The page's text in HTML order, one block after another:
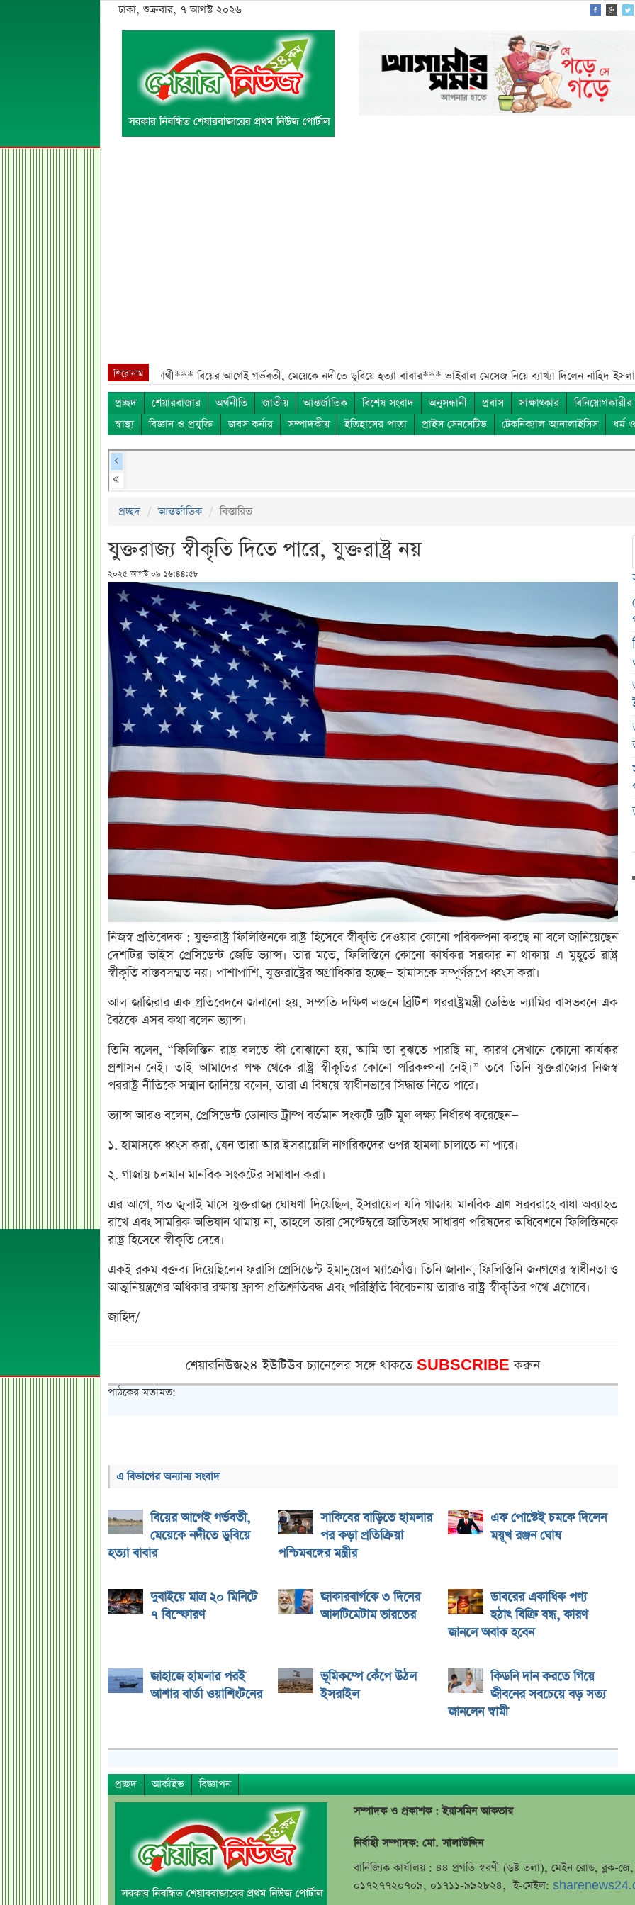
ঢাকা, শুক্রবার, ৭ আগস্ট ২০২৬
শিরোনাম
হলেন এসএসসি পরীক্ষার্থী*** বিয়ের আগেই গর্ভবতী, মেয়েকে নদীতে ডুবিয়ে হত্যা বাবার*** ভাইরাল মেসেজ নিয়ে ব্যাখ্যা দিলেন নাহিদ ইসলাম***
প্রচ্ছদ
শেয়ারবাজার অর্থনীতি জাতীয় আন্তর্জাতিক বিশেষ সংবাদ অনুসন্ধানী প্রবাস সাক্ষাৎকার
স্বাস্থ্য
বিজ্ঞান ও প্রযুক্তি জবস কর্নার সম্পাদকীয় ইতিহাসের পাতা প্রাইস সেনসেটিভ টেকনিক্যাল অ্যনালাইসিস ধর্ম
প্রচ্ছদ আন্তর্জাতিক বিস্তারিত
যুক্তরাজ্য স্বীকৃতি দিতে পারে, যুক্তরাষ্ট্র নয়
২০২৫ আগস্ট ০৯ ১৬:৪৪:৫৮
নিজস্ব প্রতিবেদক : যুক্তরাষ্ট্র ফিলিস্তিনকে রাষ্ট্র হিসেবে স্বীকৃতি দেওয়ার কোনো পরিকল্পনা করছে না বলে জানিয়েছেন
দেশটির ভাইস প্রেসিডেন্ট জেডি ভ্যান্স। তার মতে, ফিলিস্তিনে কোনো কার্যকর সরকার না থাকায় এ মুহূর্তে রাষ্ট্র
স্বীকৃতি বাস্তবসম্মত নয়। পাশাপাশি, যুক্তরাষ্ট্রের অগ্রাধিকার হচ্ছে— হামাসকে সম্পূর্ণরূপে ধ্বংস করা।
আল জাজিরার এক প্রতিবেদনে জানানো হয়, সম্প্রতি দক্ষিণ লন্ডনে ব্রিটিশ পররাষ্ট্রমন্ত্রী ডেভিড ল্যামির বাসভবনে এক
বৈঠকে এসব কথা বলেন ভ্যান্স।
তিনি বলেন, “ফিলিস্তিন রাষ্ট্র বলতে কী বোঝানো হয়, আমি তা বুঝতে পারছি না, কারণ সেখানে কোনো কার্যকর
প্রশাসন নেই। তাই আমাদের পক্ষ থেকে রাষ্ট্র স্বীকৃতির কোনো পরিকল্পনা নেই।” তবে তিনি যুক্তরাজ্যের নিজস্ব
পররাষ্ট্র নীতিকে সম্মান জানিয়ে বলেন, তারা এ বিষয়ে স্বাধীনভাবে সিদ্ধান্ত নিতে পারে।
ভ্যান্স আরও বলেন, প্রেসিডেন্ট ডোনাল্ড ট্রাম্প বর্তমান সংকটে দুটি মূল লক্ষ্য নির্ধারণ করেছেন—
১. হামাসকে ধ্বংস করা, যেন তারা আর ইসরায়েলি নাগরিকদের ওপর হামলা চালাতে না পারে।
২. গাজায় চলমান মানবিক সংকটের সমাধান করা।
এর আগে, গত জুলাই মাসে যুক্তরাজ্য ঘোষণা দিয়েছিল, ইসরায়েল যদি গাজায় মানবিক ত্রাণ সরবরাহে বাধা অব্যাহত
রাখে এবং সামরিক অভিযান থামায় না, তাহলে তারা সেপ্টেম্বরে জাতিসংঘ সাধারণ পরিষদের অধিবেশনে ফিলিস্তিনকে
রাষ্ট্র হিসেবে স্বীকৃতি দেবে।
একই রকম বক্তব্য দিয়েছিলেন ফরাসি প্রেসিডেন্ট ইমানুয়েল ম্যাক্রোঁও। তিনি জানান, ফিলিস্তিনি জনগণের স্বাধীনতা ও
আত্মনিয়ন্ত্রণের অধিকার রক্ষায় ফ্রান্স প্রতিশ্রুতিবদ্ধ এবং পরিস্থিতি বিবেচনায় তারাও রাষ্ট্র স্বীকৃতির পথে এগোবে।
জাহিদ/
শেয়ারনিউজ২৪ ইউটিউব চ্যানেলের সঙ্গে থাকতে SUBSCRIBEকরুন
পাঠকের মতামত:
এ বিভাগের অন্যান্য সংবাদ
বিয়ের আগেই গর্ভবতী,
মেয়েকে নদীতে ডুবিয়ে
হত্যা বাবার
সাকিবের বাড়িতে হামলার
পর কড়া প্রতিক্রিয়া
পশ্চিমবঙ্গের মন্ত্রীর
এক পোস্টেই চমকে দিলেন
ময়ূখ রঞ্জন ঘোষ
দুবাইয়ে মাত্র ২০ মিনিটে
৭ বিস্ফোরণ
জাকারবার্গকে ৩ দিনের
আলটিমেটাম ভারতের
ডাবরের একাধিক পণ্য
হঠাৎ বিক্রি বন্ধ, কারণ
জানলে অবাক হবেন
জাহাজে হামলার পরই
আশার বার্তা ওয়াশিংটনের
ভূমিকম্পে কেঁপে উঠল
ইসরাইল
কিডনি দান করতে গিয়ে
জীবনের সবচেয়ে বড় সত্য
জানলেন স্বামী
প্রচ্ছদ আর্কাইভ
বিজ্ঞাপন
সম্পাদক ও প্রকাশক : ইয়াসমিন আকতার
নির্বাহী সম্পাদক: মো. সালাউদ্দিন
বানিজ্যিক কার্যালয় : ৪৪ প্রগতি স্বরণী (৬ষ্ট তলা), মেইন রোড, ব্লক-
০১৭২৭৭২০৭০৯, ০১৭১১-৯৯২৮২৪, ই-মেইল: